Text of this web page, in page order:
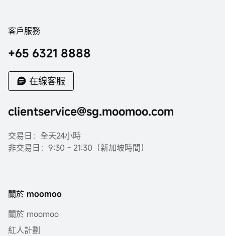
客戶服務
+65 6321 8888
在線客服
clientservice@sg.moomoo.com
交易日：全天24小時
非交易日：9:30 - 21:30（新加坡時間）
關於 moomoo
關於 moomoo
紅人計劃